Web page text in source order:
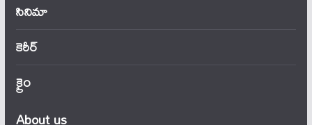
సినిమా
కెరీర్
క్రైం
About us